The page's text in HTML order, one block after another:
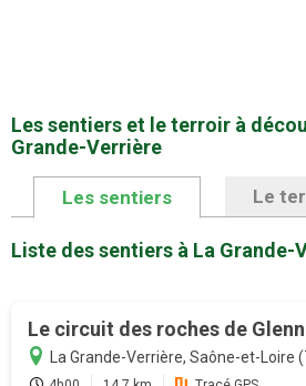
Les sentiers et le terroir à
Grande-Verrière
Les sentiers Le
Liste des sentiers à La Grande-
Le circuit des roches de
La Grande-Verrière, Saône-et-Loire